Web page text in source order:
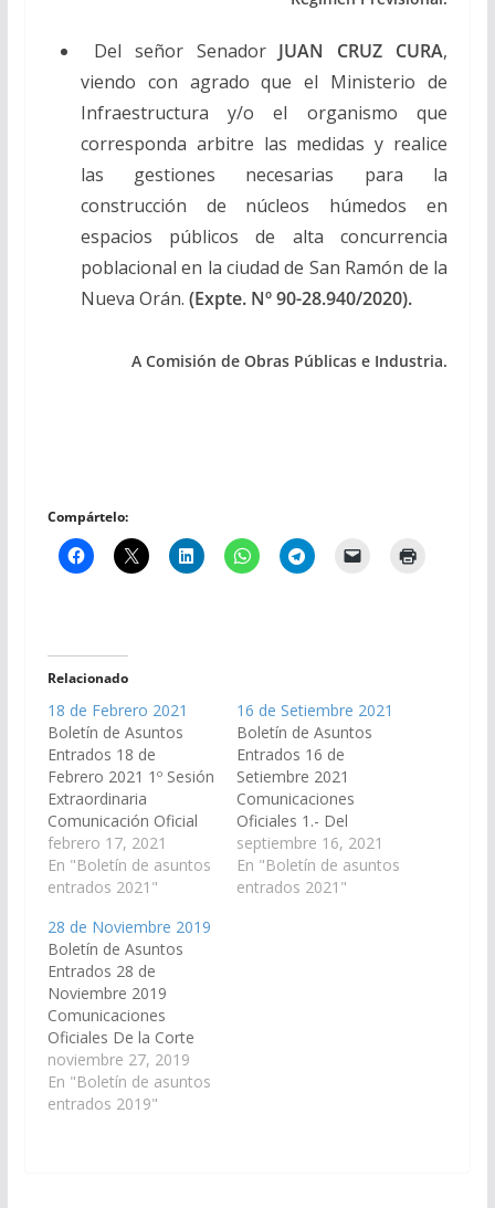
Del señor SenadorJUAN CRUZ CURA,
viendo con agrado que el Ministerio de
Infraestructura y/o el organismo que
corresponda arbitre las medidas y realice
las gestiones necesarias para la
construcción de núcleos húmedos en
espacios públicos de alta concurrencia
poblacional en la ciudad de San Ramón de la
Nueva Orán. (Expte. Nº 90-28.940/2020).
A Comisión de Obras Públicas e Industria.
Compártelo:
Relacionado
18 de Febrero 2021
Boletín de Asuntos
Entrados 18 de
Febrero 2021 1º Sesión
Extraordinaria
Comunicación Oficial
1. De la Secretaría
General de la
Gobernación, remiten
por el cual se convoca
a las Cámaras
Legislativas a Sesiones
Extraordinarias, para el
tratamiento del
Proyecto de Ley,
mediante el cual se
declara la necesidad
de…
febrero 17, 2021
En "Boletín de asuntos
entrados 2021"
16 de Setiembre 2021
Boletín de Asuntos
Entrados 16 de
Setiembre 2021
Comunicaciones
Oficiales 1.- Del
Tribunal Electoral
remiten copia de la
Resolución contenida
septiembre 16, 2021
En "Boletín de asuntos
entrados 2021"
28 de Noviembre 2019
Boletín de Asuntos
Entrados 28 de
Noviembre 2019
Comunicaciones
Oficiales De la Corte
de Justicia de Salta,
remiten Acordada de
Presupuesto Ejercicio
noviembre 27, 2019
En "Boletín de asuntos
entrados 2019"